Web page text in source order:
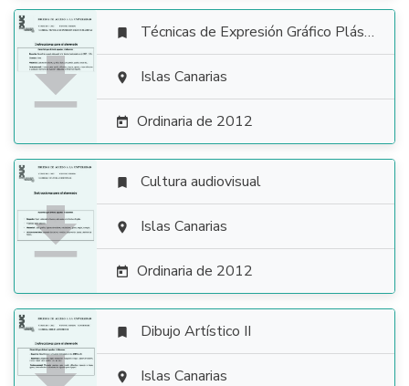

 Técnicas de Expresión Gráfico Plástica
 Islas Canarias
 Ordinaria de 2012

 Cultura audiovisual
 Islas Canarias
 Ordinaria de 2012
 Dibujo Artístico II
 Islas Canarias